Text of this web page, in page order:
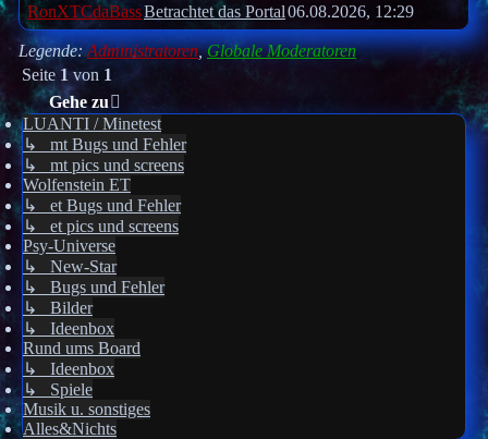
RonXTCdaBassBetrachtet das Portal06.08.2026, 12:29
Legende:Administratoren,Globale Moderatoren
Seite1von 1
Gehe zu
LUANTI / Minetest
↳ mt Bugs und Fehler
↳ mt pics und screens
Wolfenstein ET
↳ et Bugs und Fehler
↳ et pics und screens
Psy-Universe
↳ New-Star
↳ Bugs und Fehler
↳ Bilder
↳ Ideenbox
Rund ums Board
↳ Ideenbox
↳ Spiele
Musik u. sonstiges
Alles&Nichts